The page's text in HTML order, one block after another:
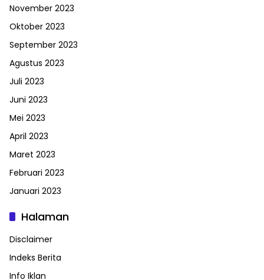
November 2023
Oktober 2023
September 2023
Agustus 2023
Juli 2023
Juni 2023
Mei 2023
April 2023
Maret 2023
Februari 2023
Januari 2023
Halaman
Disclaimer
Indeks Berita
Info Iklan